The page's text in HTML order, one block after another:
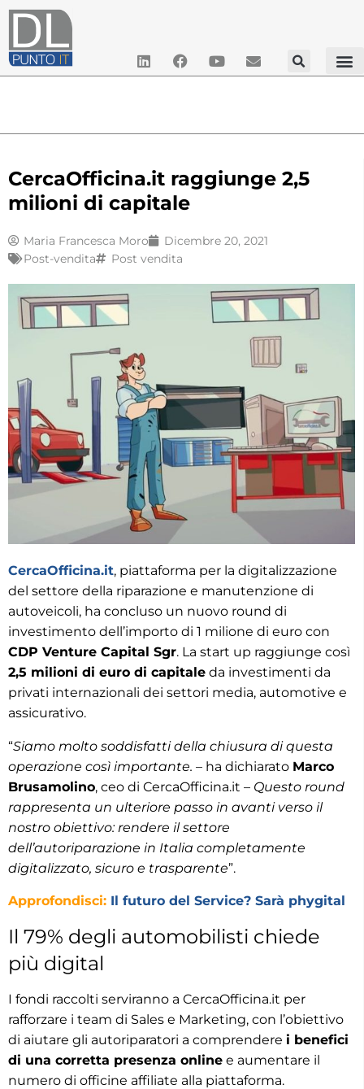
CercaOfficina.it raggiunge 2,5
milioni di capitale
Maria Francesca Moro
Dicembre 20, 2021
Post-vendita
Post vendita
CercaOfficina.it, piattaforma per la digitalizzazione
del settore della riparazione e manutenzione di
autoveicoli, ha concluso un nuovo round di
investimento dell’importo di 1 milione di euro con
CDP Venture Capital Sgr. La start up raggiunge così
2,5 milioni di euro di capitale da investimenti da
privati internazionali dei settori media, automotive e
assicurativo.
“Siamo molto soddisfatti della chiusura di questa
operazione così importante. – ha dichiarato Marco
Brusamolino, ceo di CercaOfficina.it – Questo round
rappresenta un ulteriore passo in avanti verso il
nostro obiettivo: rendere il settore
dell’autoriparazione in Italia completamente
digitalizzato, sicuro e trasparente”.
Approfondisci: Il futuro del Service? Sarà phygital
Il 79% degli automobilisti chiede
più digital
I fondi raccolti serviranno a CercaOfficina.it per
rafforzare i team di Sales e Marketing, con l’obiettivo
di aiutare gli autoriparatori a comprendere i benefici
di una corretta presenza online e aumentare il
numero di officine affiliate alla piattaforma.